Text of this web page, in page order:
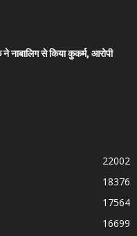
नाबालिग से किया कुकर्म, आरोपी
22002
18376
17564
16699